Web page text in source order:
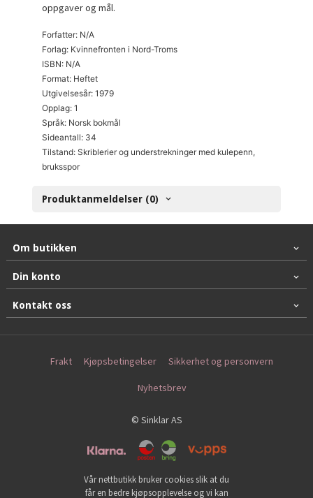
oppgaver og mål.
Forfatter: N/A
Forlag: Kvinnefronten i Nord-Troms
ISBN: N/A
Format: Heftet
Utgivelsesår: 1979
Opplag: 1
Språk: Norsk bokmål
Sideantall: 34
Tilstand: Skriblerier og understrekninger med kulepenn,
bruksspor
Produktanmeldelser (0)
Om butikken
Din konto
Kontakt oss
Frakt Kjøpsbetingelser Sikkerhet og personvern
Nyhetsbrev
© Sinklar AS
Vår nettbutikk bruker cookies slik at du
får en bedre kjøpsopplevelse og vi kan